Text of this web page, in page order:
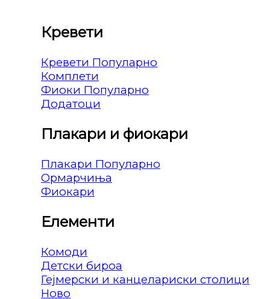
Кревети
Кревети
Комплети
Фиоки
Додатоци
Плакари и фиокари
Плакари
Ормарчиња
Фиокари
Елементи
Комоди
Детски бироа
Гејмерски и канцелариски столици